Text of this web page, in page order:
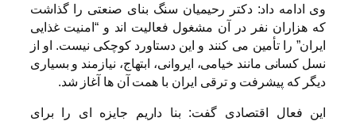
وی ادامه داد:‌ دکتر رحیمیان سنگ بنای صنعتی را گذاشت
که هزاران نفر در آن مشغول فعالیت اند و “امنیت غذایی
ایران” را تأمین می کنند و این دستاورد کوچکی نیست. او از
نسل کسانی مانند خیامی، ایروانی، ابتهاج، نیازمند و بسیاری
دیگر که پیشرفت و ترقی ایران با همت آن ها آغاز شد.
این فعال اقتصادی گفت:‌ بنا داریم جایزه ای را برای